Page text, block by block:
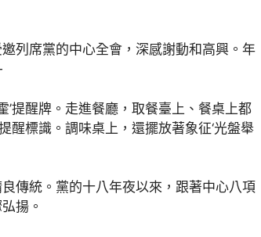
列席黨的中心全會，深感謝動和高興。年
’提醒牌。走進餐廳，取餐臺上、餐桌上都
醒標識。調味桌上，還擺放著象征‘光盤舉
傳統。黨的十八年夜以來，跟著中心八項
揚。